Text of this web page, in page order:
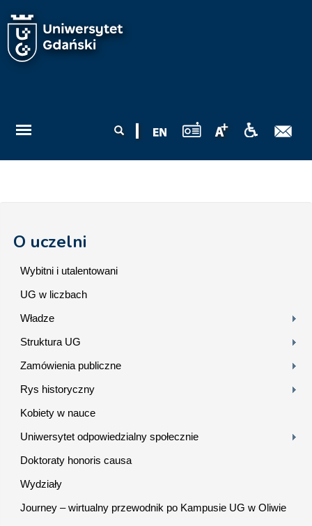
wyszukiwania
O uczelni
Wybitni i utalentowani
UG w liczbach
Władze
Struktura UG
Zamówienia publiczne
Rys historyczny
Kobiety w nauce
Uniwersytet odpowiedzialny społecznie
Doktoraty honoris causa
Wydziały
Journey – wirtualny przewodnik po Kampusie UG w Oliwie